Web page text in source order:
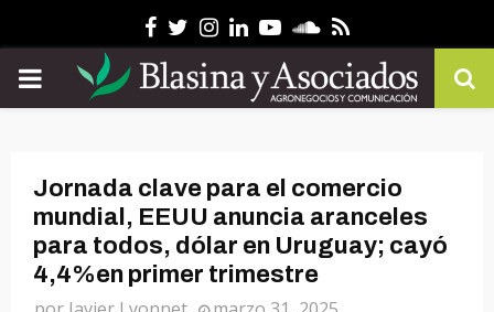
Facebook
Twitter
Instagram
Linkedin
YoutubeSoundcloud
Rss
PRIMARY
Jornada clave para el comercio
mundial, EEUU anuncia aranceles
para todos, dólar en Uruguay; cayó
4,4%en primer trimestre